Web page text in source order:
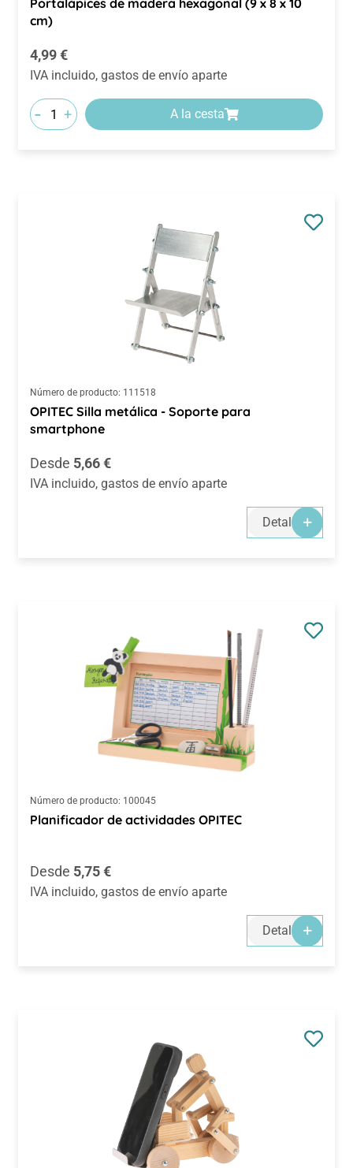
Portalápices de madera hexagonal (9 x 8 x 10
cm)
Precio normal:
4,99 €
IVA incluido, gastos de envío aparte
- + A la cesta
Número de producto: 111518
OPITEC Silla metálica - Soporte para
smartphone
Precio normal:
Desde 5,66 €
IVA incluido, gastos de envío aparte
Detalles
Número de producto: 100045
Planificador de actividades OPITEC
Precio normal:
Desde 5,75 €
IVA incluido, gastos de envío aparte
Detalles